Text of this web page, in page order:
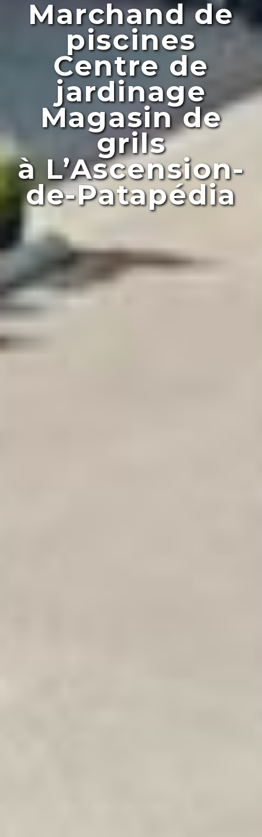
Marchand de
piscines
Centre de
jardinage
Magasin de
grils
à L’Ascension-
de-Patapédia